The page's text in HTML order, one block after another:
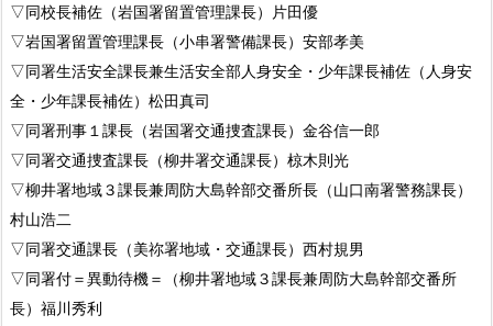
▽同校長補佐（岩国署留置管理課長）片田優
▽岩国署留置管理課長（小串署警備課長）安部孝美
▽同署生活安全課長兼生活安全部人身安全・少年課長補佐（人身安
全・少年課長補佐）松田真司
▽同署刑事１課長（岩国署交通捜査課長）金谷信一郎
▽同署交通捜査課長（柳井署交通課長）椋木則光
▽柳井署地域３課長兼周防大島幹部交番所長（山口南署警務課長）
村山浩二
▽同署交通課長（美祢署地域・交通課長）西村規男
▽同署付＝異動待機＝（柳井署地域３課長兼周防大島幹部交番所
長）福川秀利